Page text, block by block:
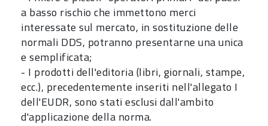
a basso rischio che immettono merci
interessate sul mercato, in sostituzione delle
normali DDS, potranno presentarne una unica
e semplificata;
- I prodotti dell'editoria (libri, giornali, stampe,
ecc.), precedentemente inseriti nell'allegato I
dell'EUDR, sono stati esclusi dall'ambito
d'applicazione della norma.